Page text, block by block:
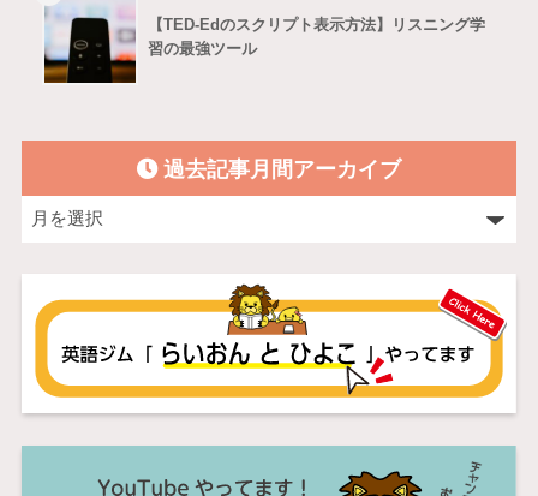
【TED-Edのスクリプト表示方法】リスニング学
習の最強ツール
過去記事月間アーカイブ